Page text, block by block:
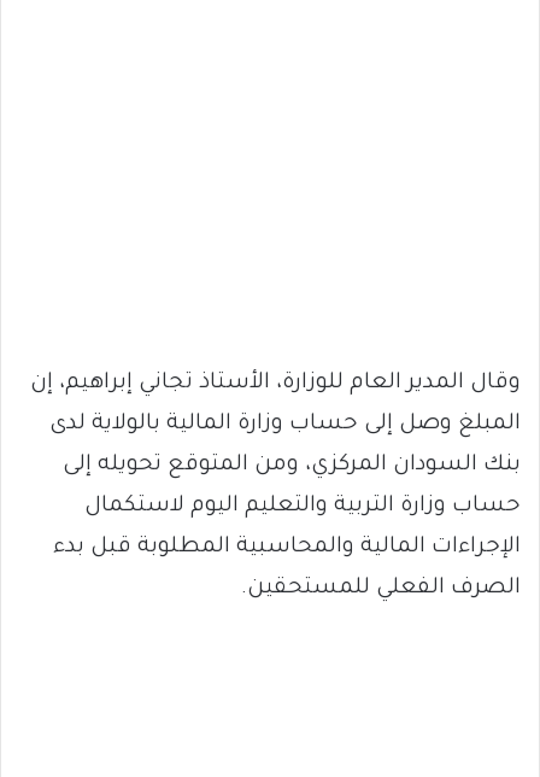
وقال المدير العام للوزارة، الأستاذ تجاني إبراهيم، إن
المبلغ وصل إلى حساب وزارة المالية بالولاية لدى
بنك السودان المركزي، ومن المتوقع تحويله إلى
حساب وزارة التربية والتعليم اليوم لاستكمال
الإجراءات المالية والمحاسبية المطلوبة قبل بدء
الصرف الفعلي للمستحقين.